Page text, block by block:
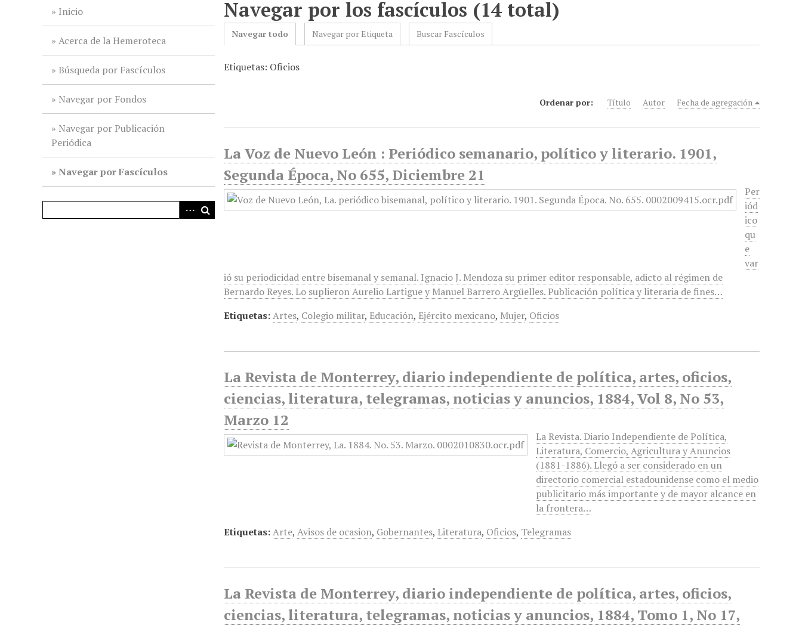
Inicio
Acerca de la Hemeroteca
Búsqueda por Fascículos
Navegar por Fondos
Navegar por Publicación
Periódica
Navegar por Fascículos
Navegar por los fascículos (14 total)
Navegar todo Navegar por Etiqueta Buscar Fascículos
Etiquetas: Oficios
Ordenar por: Título Autor Fecha de agregación
La Voz de Nuevo León : Periódico semanario, político y literario. 1901,
Segunda Época, No 655, Diciembre 21
Per
iód
ico
qu
e
var
ió su periodicidad entre bisemanal y semanal. Ignacio J. Mendoza su primer editor responsable, adicto al régimen de
Bernardo Reyes. Lo suplieron Aurelio Lartigue y Manuel Barrero Argüelles. Publicación política y literaria de fines…
Etiquetas:Artes, Colegio militar, Educación, Ejército mexicano, Mujer, Oficios
La Revista de Monterrey, diario independiente de política, artes, oficios,
ciencias, literatura, telegramas, noticias y anuncios, 1884, Vol 8, No 53,
Marzo 12
La Revista. Diario Independiente de Política,
Literatura, Comercio, Agricultura y Anuncios
(1881-1886). Llegó a ser considerado en un
directorio comercial estadounidense como el medio
publicitario más importante y de mayor alcance en
la frontera…
Etiquetas:Arte,Avisos de ocasion, Gobernantes, Literatura, Oficios, Telegramas
La Revista de Monterrey, diario independiente de política, artes, oficios,
ciencias, literatura, telegramas, noticias y anuncios, 1884, Tomo 1, No 17,